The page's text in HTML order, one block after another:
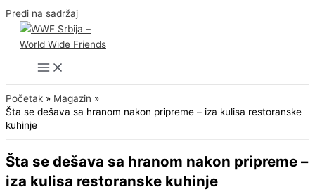
Pređi na sadržaj
Početak
Magazin
Šta se dešava sa hranom nakon pripreme – iza kulisa restoranske
kuhinje
Šta se dešava sa hranom nakon pripreme –
iza kulisa restoranske kuhinje